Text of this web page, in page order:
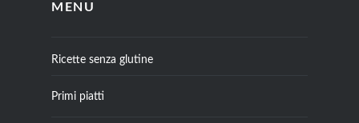
MENU
Ricette senza glutine
Primi piatti